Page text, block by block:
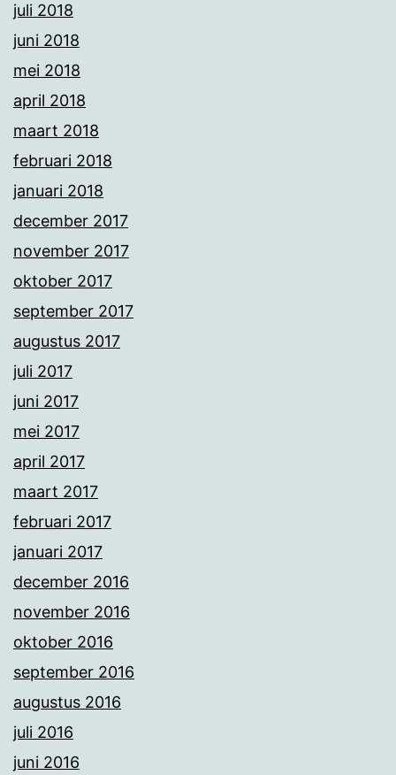
juli 2018
juni 2018
mei 2018
april 2018
maart 2018
februari 2018
januari 2018
december 2017
november 2017
oktober 2017
september 2017
augustus 2017
juli 2017
juni 2017
mei 2017
april 2017
maart 2017
februari 2017
januari 2017
december 2016
november 2016
oktober 2016
september 2016
augustus 2016
juli 2016
juni 2016